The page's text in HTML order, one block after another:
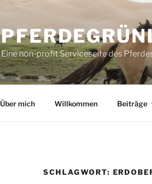
Eine non-profit Serviceseite des
Über mich Willkommen Beiträge
SCHLAGWORT: